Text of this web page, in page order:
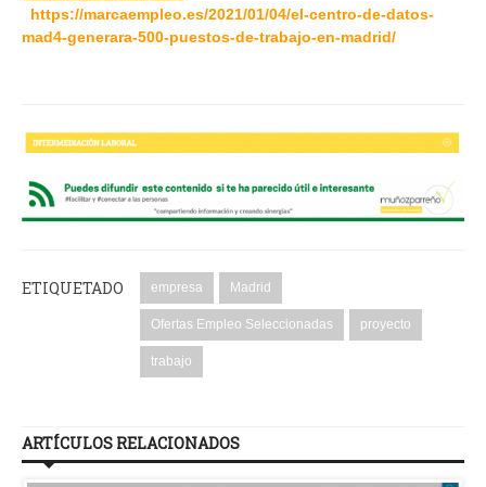
https://marcaempleo.es/2021/01/04/el-centro-de-datos-
mad4-generara-500-puestos-de-trabajo-en-madrid/
ETIQUETADO empresa Madrid
Ofertas Empleo Seleccionadas proyecto
trabajo
ARTÍCULOS RELACIONADOS